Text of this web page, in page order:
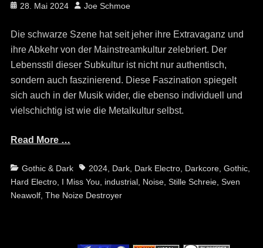
Posted
28. Mai 2024 Author
Joe Schmoe
Die schwarze Szene hat seit jeher ihre Extravaganz und
ihre Abkehr von der Mainstreamkultur zelebriert. Der
Lebensstil dieser Subkultur ist nicht nur authentisch,
sondern auch faszinierend. Diese Faszination spiegelt
sich auch in der Musik wider, die ebenso individuell und
vielschichtig ist wie die Metalkultur selbst.
Read More …
Categories
Gothic & Dark Tags2024, Dark, Dark Electro, Darkcore, Gothic,
Hard Electro, I Miss You industrial, Noise, Stille Schreie, Sven
Neawolf, The Noize Destroyer